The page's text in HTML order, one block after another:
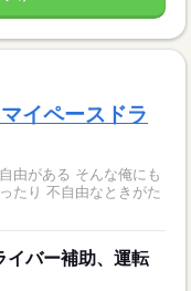
イペースドラ
由がある そんな俺にも
たり 不自由なときがた
イバー補助、運転